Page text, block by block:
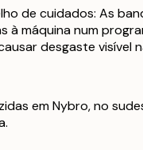
de cuidados: As
à máquina num
desgaste visível
em Nybro, no